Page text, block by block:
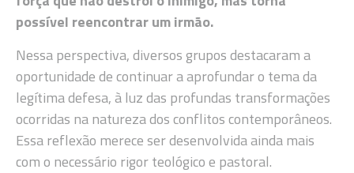
possível reencontrar um irmão.
Nessa perspectiva, diversos grupos destacaram a
oportunidade de continuar a aprofundar o tema da
legítima defesa, à luz das profundas transformações
ocorridas na natureza dos conflitos contemporâneos.
Essa reflexão merece ser desenvolvida ainda mais
com o necessário rigor teológico e pastoral.